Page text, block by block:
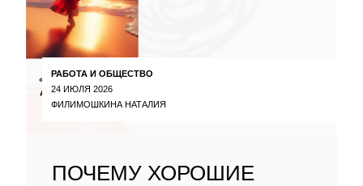
РАБОТА И ОБЩЕСТВО
24 ИЮЛЯ 2026
ФИЛИМОШКИНА НАТАЛИЯ
ПОЧЕМУ ХОРОШИЕ